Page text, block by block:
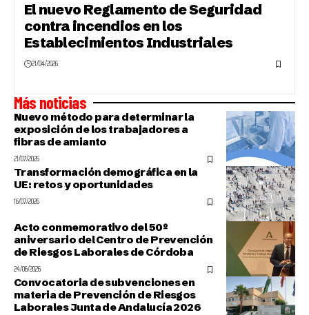
El nuevo Reglamento de Seguridad
contra incendios en los
Establecimientos Industriales
21/04/2026
Más noticias
Nuevo método para determinar la
exposición de los trabajadores a
fibras de amianto
21/07/2026
Transformación demográfica en la
UE: retos y oportunidades
16/07/2026
Acto conmemorativo del 50º
aniversario del Centro de Prevención
de Riesgos Laborales de Córdoba
24/06/2026
Convocatoria de subvenciones en
materia de Prevención de Riesgos
Laborales Junta de Andalucía 2026